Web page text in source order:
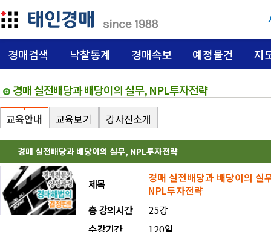
경매검색 낙찰통계 경매속보 예정물건 지
경매 실전배당과 배당이의 실무, NPL투자전략
교육안내 교육보기 강사진소개
경매 실전배당과 배당이의 실무, NPL투자전략
제목
경매 실전배당과 배당이의 실
NPL투자전략
총 강의시간
25강
수강기간
120일